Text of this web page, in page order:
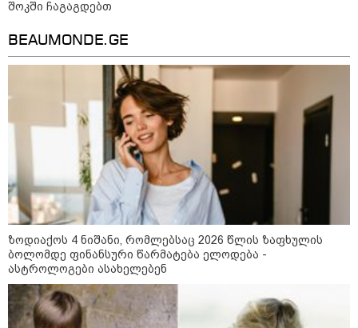
17:13 / 08-08-2026
"დასავლეთმა საქართველო
ჩვენ წინააღმდეგ
გეოპოლიტიკური ბრძოლის
უგუნურ იარაღად გამოიყენა" -
დიმიტრი მედვედევი
23:40 / 07-08-2026
იტალიამ ყველა ქალაქში
განგაშის წითელი დონე
გამოაცხადა
შოკში ჩაგაგდებთ
BEAUMONDE.GE
ზოდიაქოს 4 ნიშანი, რომლებსაც 2026 წლის ზაფხულის
ბოლომდე ფინანსური წარმატება ელოდება -
ასტროლოგები ასახელებენ